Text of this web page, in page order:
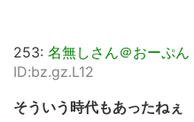
253: 名無しさん＠おーぷん
ID:bz.gz.L12
そういう時代もあったねぇ